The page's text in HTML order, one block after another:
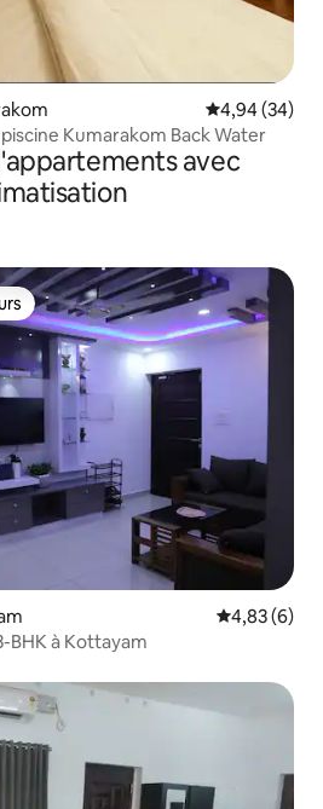
Évaluation
4,94 (34)
Kumarakom Back Water
avec
Évaluation
4,83 (6)
à Kottayam